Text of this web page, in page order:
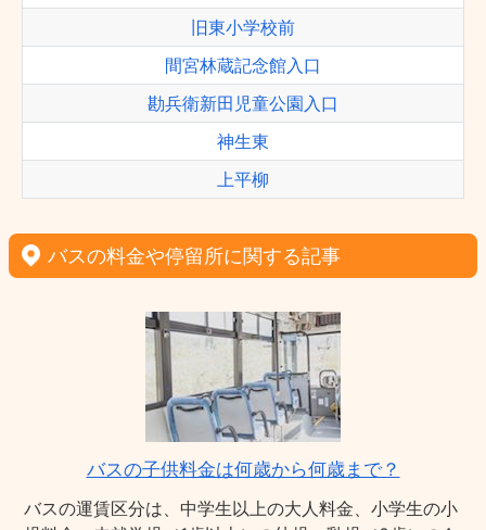
旧東小学校前
間宮林蔵記念館入口
勘兵衛新田児童公園入口
神生東
上平柳
バスの料金や停留所に関する記事
バスの子供料金は何歳から何歳まで？
バスの運賃区分は、中学生以上の大人料金、小学生の小